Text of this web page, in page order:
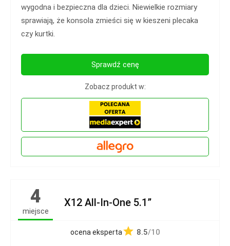
wygodna i bezpieczna dla dzieci. Niewielkie rozmiary
sprawiają, że konsola zmieści się w kieszeni plecaka
czy kurtki.
Sprawdź cenę
Zobacz produkt w:
4
miejsce
X12 All-In-One 5.1”
ocena eksperta 8.5/10